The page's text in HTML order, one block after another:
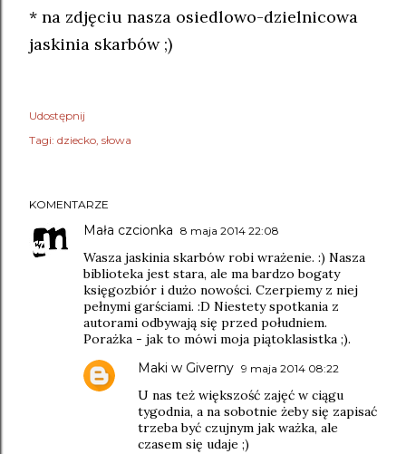
* na zdjęciu nasza osiedlowo-dzielnicowa
jaskinia skarbów ;)
Udostępnij
Tagi: dziecko słowa
KOMENTARZE
Mała czcionka 8 maja 2014 22:08
Wasza jaskinia skarbów robi wrażenie. :) Nasza
biblioteka jest stara, ale ma bardzo bogaty
księgozbiór i dużo nowości. Czerpiemy z niej
pełnymi garściami. :D Niestety spotkania z
autorami odbywają się przed południem.
Porażka - jak to mówi moja piątoklasistka ;).
Maki w Giverny 9 maja 2014 08:22
U nas też większość zajęć w ciągu
tygodnia, a na sobotnie żeby się zapisać
trzeba być czujnym jak ważka, ale
czasem się udaje ;)